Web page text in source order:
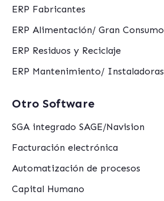
ERP Fabricantes
ERP Alimentación/ Gran Consumo
ERP Residuos y Reciclaje
ERP Mantenimiento/ Instaladoras
Otro Software
SGA integrado SAGE/Navision
Facturación electrónica
Automatización de procesos
Capital Humano